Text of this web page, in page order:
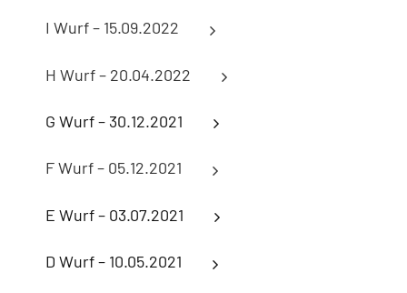
I Wurf – 15.09.2022
H Wurf – 20.04.2022
G Wurf – 30.12.2021
F Wurf – 05.12.2021
E Wurf – 03.07.2021
D Wurf – 10.05.2021